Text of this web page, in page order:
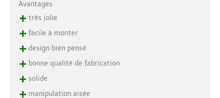
Avantages
+ très jolie
+ facile à monter
+ design bien pensé
+ bonne qualité de fabrication
+ solide
+ manipulation aisée